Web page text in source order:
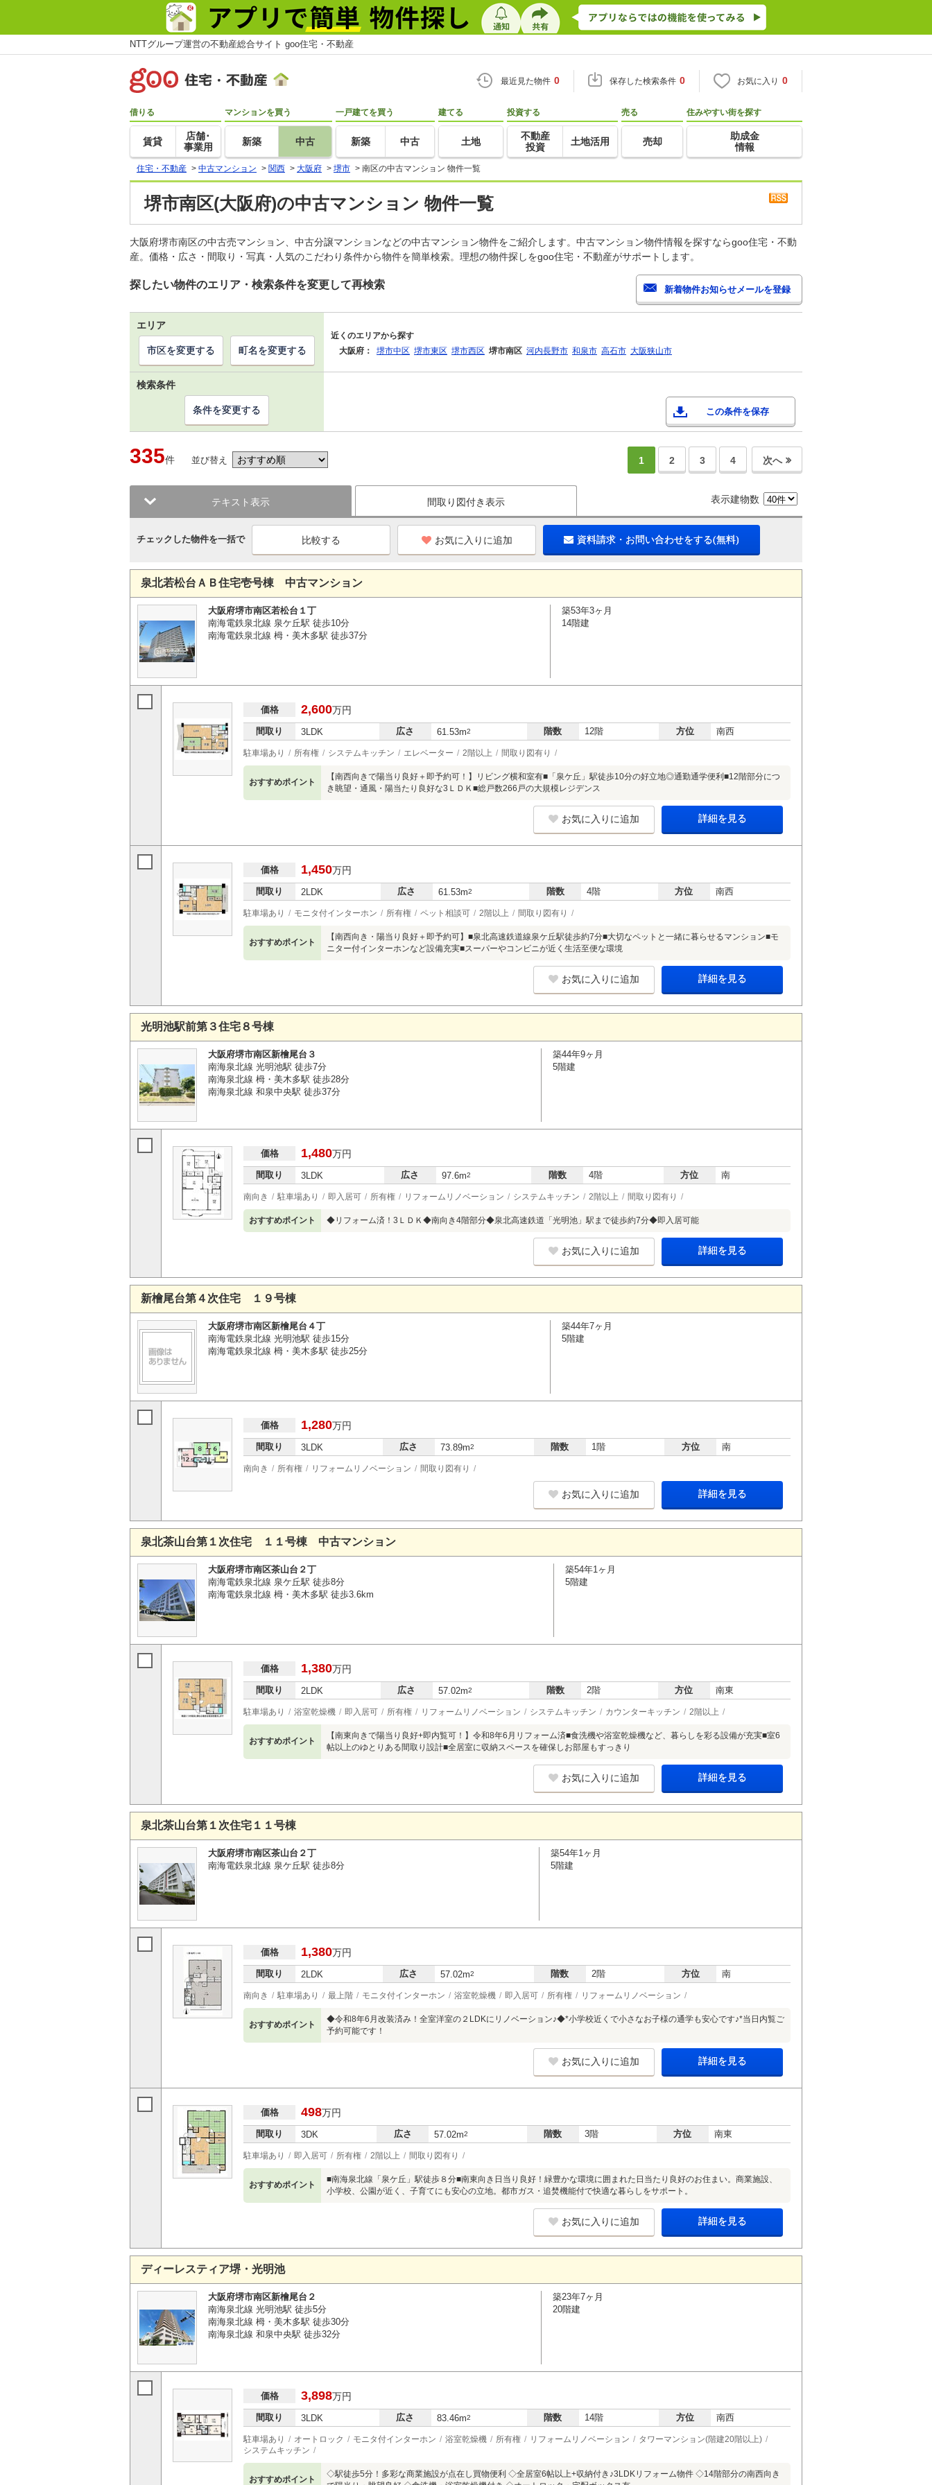
NTTグループ運営の不動産総合サイト goo住宅・不動産
最近見た物件 0 保存した検索条件 0 お気に入り 0
借りる
賃貸
店舗･
事業用
マンションを買う
新築 中古
一戸建てを買う
新築 中古
建てる
土地
投資する
不動産
投資
土地活用
売る
売却
住みやすい街を探す
助成金
情報
住宅・不動産 > 中古マンション > 関西 > 大阪府 > 堺市 > 南区の中古マンション 物件一覧
堺市南区(大阪府)の中古マンション 物件一覧
大阪府堺市南区の中古売マンション、中古分譲マンションなどの中古マンション物件をご紹介します。中古マンション物件情報を探すならgoo住宅・不動
産。価格・広さ・間取り・写真・人気のこだわり条件から物件を簡単検索。理想の物件探しをgoo住宅・不動産がサポートします。
探したい物件のエリア・検索条件を変更して再検索
エリア
近くのエリアから探す
大阪府：
堺市中区 堺市東区 堺市西区 堺市南区 河内長野市 和泉市 高石市 大阪狭山市
市区を変更する 町名を変更する
検索条件
この条件を保存
条件を変更する
335件 並び替え 1 2 3 4 次へ
テキスト表示 間取り図付き表示 表示建物数
チェックした物件を一括で お気に入りに追加 資料請求・お問い合わせをする(無料)
泉北若松台ＡＢ住宅壱号棟 中古マンション
大阪府堺市南区若松台１丁
南海電鉄泉北線 泉ケ丘駅 徒歩10分
南海電鉄泉北線 栂・美木多駅 徒歩37分
築53年3ヶ月
14階建
価格 2,600万円
間取り 3LDK 広さ 61.53m2 階数 12階 方位 南西
駐車場あり 所有権 システムキッチン エレベーター 2階以上 間取り図有り
おすすめポイント
【南西向きで陽当り良好＋即予約可！】リビング横和室有■「泉ケ丘」駅徒歩10分の好立地◎通勤通学便利■12階部分につ
き眺望・通風・陽当たり良好な3ＬＤＫ■総戸数266戸の大規模レジデンス
お気に入りに追加 詳細を見る
価格 1,450万円
間取り 2LDK 広さ 61.53m2 階数 4階 方位 南西
駐車場あり モニタ付インターホン 所有権 ペット相談可 2階以上 間取り図有り
おすすめポイント
【南西向き・陽当り良好＋即予約可】■泉北高速鉄道線泉ケ丘駅徒歩約7分■大切なペットと一緒に暮らせるマンション■モ
ニター付インターホンなど設備充実■スーパーやコンビニが近く生活至便な環境
お気に入りに追加 詳細を見る
光明池駅前第３住宅８号棟
大阪府堺市南区新檜尾台３
南海泉北線 光明池駅 徒歩7分
南海泉北線 栂・美木多駅 徒歩28分
南海泉北線 和泉中央駅 徒歩37分
築44年9ヶ月
5階建
価格 1,480万円
間取り 3LDK 広さ 97.6m2 階数 4階 方位 南
南向き 駐車場あり 即入居可 所有権 リフォームリノベーション システムキッチン 2階以上 間取り図有り
おすすめポイント ◆リフォーム済！3ＬＤＫ◆南向き4階部分◆泉北高速鉄道「光明池」駅まで徒歩約7分◆即入居可能
お気に入りに追加 詳細を見る
新檜尾台第４次住宅 １９号棟
大阪府堺市南区新檜尾台４丁
南海電鉄泉北線 光明池駅 徒歩15分
南海電鉄泉北線 栂・美木多駅 徒歩25分
築44年7ヶ月
5階建
価格 1,280万円
間取り 3LDK 広さ 73.89m2 階数 1階 方位 南
南向き 所有権 リフォームリノベーション 間取り図有り
お気に入りに追加 詳細を見る
泉北茶山台第１次住宅 １１号棟 中古マンション
大阪府堺市南区茶山台２丁
南海電鉄泉北線 泉ケ丘駅 徒歩8分
南海電鉄泉北線 栂・美木多駅 徒歩3.6km
築54年1ヶ月
5階建
価格 1,380万円
間取り 2LDK 広さ 57.02m2 階数 2階 方位 南東
駐車場あり 浴室乾燥機 即入居可 所有権 リフォームリノベーション システムキッチン カウンターキッチン 2階以上
おすすめポイント
【南東向きで陽当り良好+即内覧可！】令和8年6月リフォーム済■食洗機や浴室乾燥機など、暮らしを彩る設備が充実■室6
帖以上のゆとりある間取り設計■全居室に収納スペースを確保しお部屋もすっきり
お気に入りに追加 詳細を見る
泉北茶山台第１次住宅１１号棟
大阪府堺市南区茶山台２丁
南海電鉄泉北線 泉ケ丘駅 徒歩8分
築54年1ヶ月
5階建
価格 1,380万円
間取り 2LDK 広さ 57.02m2 階数 2階 方位 南
南向き 駐車場あり 最上階 モニタ付インターホン 浴室乾燥機 即入居可 所有権 リフォームリノベーション
おすすめポイント
◆令和8年6月改装済み！全室洋室の２LDKにリノベーション♪◆*小学校近くで小さなお子様の通学も安心です♪*当日内覧ご
予約可能です！
お気に入りに追加 詳細を見る
価格 498万円
間取り 3DK 広さ 57.02m2 階数 3階 方位 南東
駐車場あり 即入居可 所有権 2階以上 間取り図有り
おすすめポイント
■南海泉北線「泉ケ丘」駅徒歩８分■南東向き日当り良好！緑豊かな環境に囲まれた日当たり良好のお住まい。商業施設、
小学校、公園が近く、子育てにも安心の立地。都市ガス・追焚機能付で快適な暮らしをサポート。
お気に入りに追加 詳細を見る
ディーレスティア堺・光明池
大阪府堺市南区新檜尾台２
南海泉北線 光明池駅 徒歩5分
南海泉北線 栂・美木多駅 徒歩30分
南海泉北線 和泉中央駅 徒歩32分
築23年7ヶ月
20階建
価格 3,898万円
間取り 3LDK 広さ 83.46m2 階数 14階 方位 南西
駐車場あり オートロック モニタ付インターホン 浴室乾燥機 所有権 リフォームリノベーション
タワーマンション(階建20階以上)
システムキッチン
おすすめポイント
◇駅徒歩5分！多彩な商業施設が点在し買物便利 ◇全居室6帖以上+収納付き♪3LDKリフォーム物件 ◇14階部分の南西向き